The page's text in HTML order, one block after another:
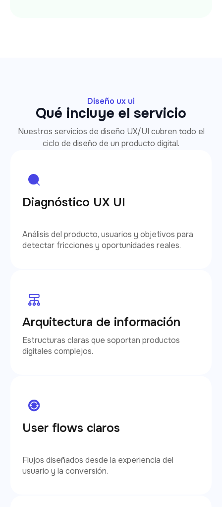
Diseño ux ui
Qué incluye el servicio
Nuestros servicios de diseño UX/UI cubren todo el
ciclo de diseño de un producto digital.
Diagnóstico UX UI
Análisis del producto, usuarios y objetivos para
detectar fricciones y oportunidades reales.
Arquitectura de información
Estructuras claras que soportan productos
digitales complejos.
User flows claros
Flujos diseñados desde la experiencia del
usuario y la conversión.